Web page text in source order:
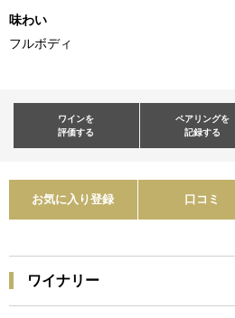
味わい
フルボディ
ワインを
評価する
ペアリングを
記録する
お気に入り登録 口コミ
ワイナリー